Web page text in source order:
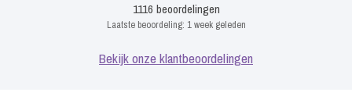
1116 beoordelingen
Laatste beoordeling: 1 week geleden
Bekijk onze klantbeoordelingen